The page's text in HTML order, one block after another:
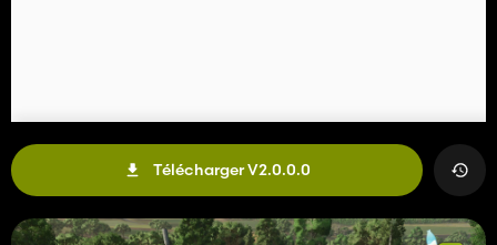
Télécharger V2.0.0.0